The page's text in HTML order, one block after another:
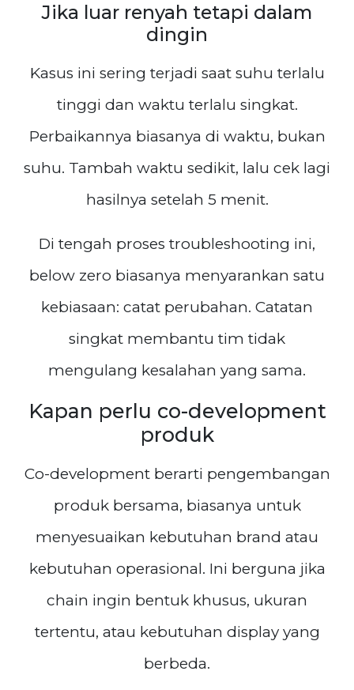
Jika luar renyah tetapi dalam
dingin
Kasus ini sering terjadi saat suhu terlalu
tinggi dan waktu terlalu singkat.
Perbaikannya biasanya di waktu, bukan
suhu. Tambah waktu sedikit, lalu cek lagi
hasilnya setelah 5 menit.
Di tengah proses troubleshooting ini,
below zero biasanya menyarankan satu
kebiasaan: catat perubahan. Catatan
singkat membantu tim tidak
mengulang kesalahan yang sama.
Kapan perlu co-development
produk
Co-development berarti pengembangan
produk bersama, biasanya untuk
menyesuaikan kebutuhan brand atau
kebutuhan operasional. Ini berguna jika
chain ingin bentuk khusus, ukuran
tertentu, atau kebutuhan display yang
berbeda.